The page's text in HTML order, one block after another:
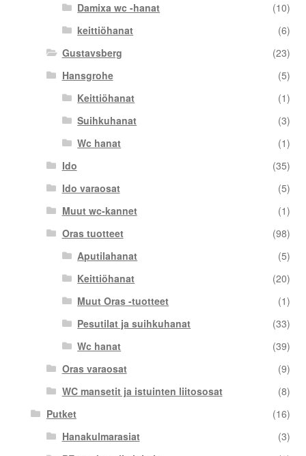
Damixa wc -hanat
(10)
keittiöhanat
(6)
Gustavsberg
(23)
Hansgrohe
(5)
Keittiöhanat
(1)
Suihkuhanat
(3)
Wc hanat
(1)
Ido
(35)
Ido varaosat
(5)
Muut wc-kannet
(1)
Oras tuotteet
(98)
Aputilahanat
(5)
Keittiöhanat
(20)
Muut Oras -tuotteet
(1)
Pesutilat ja suihkuhanat
(33)
Wc hanat
(39)
Oras varaosat
(9)
WC mansetit ja istuinten liitososat
(8)
Putket
(16)
Hanakulmarasiat
(3)